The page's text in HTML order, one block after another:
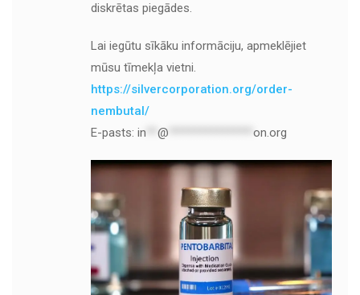
diskrētas piegādes.
Lai iegūtu sīkāku informāciju, apmeklējiet
mūsu tīmekļa vietni.
https://silvercorporation.org/order-
nembutal/
E-pasts: in @ on.org